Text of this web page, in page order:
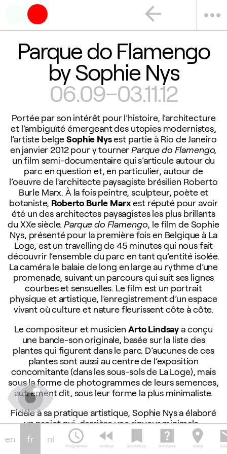
more_horiz
arrow_back
Parque do Flamengo
by Sophie Nys
06.09–03.11.12
Portée par son intérêt pour l’histoire, l’architecture
et l’ambiguïté émergeant des utopies modernistes,
l’artiste belgeSophie Nysest partie à Rio de Janeiro
en janvier 2012 pour y tournerParque do Flamengo,
un film semi-documentaire qui s’articule autour du
parc en question et, en particulier, autour de
l’oeuvre de l’architecte paysagiste brésilien Roberto
Burle Marx. À la fois peintre, sculpteur, poète et
botaniste, Roberto Burle Marxest réputé pour avoir
été un des architectes paysagistes les plus brillants
du XXe siècle.Parque do Flamengo, le film de Sophie
Nys, présenté pour la première fois en Belgique à La
Loge, est un travelling de 45 minutes qui nous fait
découvrir l’ensemble du parc en tant qu’entité isolée.
La caméra le balaie de long en large au rythme d’une
promenade, suivant un parcours qui suit ses lignes
courbes et sensuelles. Le film est un portrait
physique et artistique, l’enregistrement d’un espace
vivant où culture et nature fleurissent côte à côte.
Le compositeur et musicien Arto Lindsaya conçu
une bande-son originale, basée sur la liste des
plantes qui figurent dans le parc. D’aucunes de ces
plantes sont aussi au centre de l’exposition
concomitante (dans les sous-sols de La Loge), mais
sous la forme de photogrammes de leurs semences,
autrement dit, sous leur forme la plus minimaliste.
Fidèle à sa pratique artistique, Sophie Nys a élaboré
un projet qui, derrière une rigueur minimalo-
conceptuelle, parvient à mettre en évidence à la fois
la poésie et l’absurdité d’une nature mise en scène.
en fr nl schedule
Programme
fast_rewind
Archive
bookmark
Bookshop
help_center
À Propos
location_on
Visite